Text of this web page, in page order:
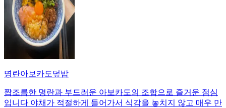
명란아보카도덮밥
짭조름한 명란과 부드러운 아보카도의 조합으로 즐거운 점심
입니다 야채가 적절하게 들어가서 식감을 놓치지 않고 매우 만